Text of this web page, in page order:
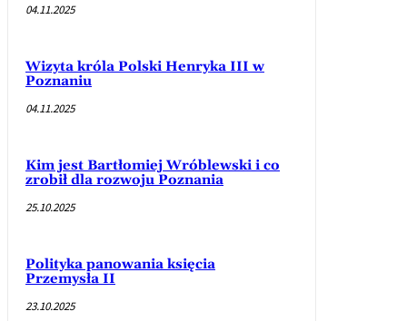
04.11.2025
Wizyta króla Polski Henryka III w
Poznaniu
04.11.2025
Kim jest Bartłomiej Wróblewski i co
zrobił dla rozwoju Poznania
25.10.2025
Polityka panowania księcia
Przemysła II
23.10.2025